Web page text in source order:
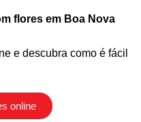
flores em Boa Nova
e descubra como é fácil
online